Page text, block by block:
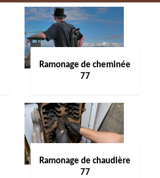
Ramonage de cheminée
77
Ramonage de chaudière
77